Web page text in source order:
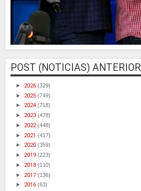
POST (NOTICIAS)
► 2026 (329)
► 2025 (749)
► 2024 (718)
► 2023 (478)
► 2022(448)
► 2021 (417)
► 2020 (359)
► 2019 (223)
► 2018 (110)
► 2017 (136)
► 2016 (63)